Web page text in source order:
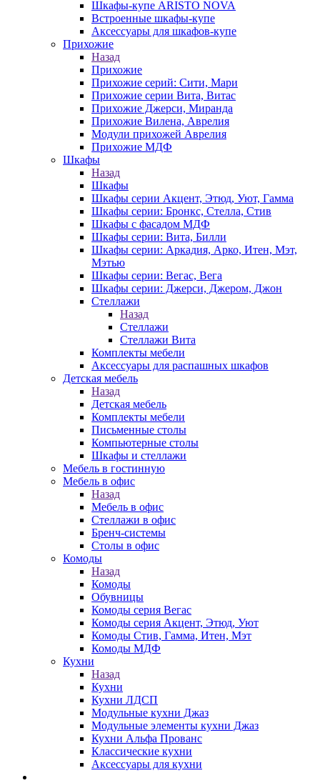
Шкафы-купе ARISTO NOVA
Встроенные шкафы-купе
Аксессуары для шкафов-купе
Прихожие
Назад
Прихожие
Прихожие серий: Сити, Мари
Прихожие серии Вита, Витас
Прихожие Джерси, Миранда
Прихожие Вилена, Аврелия
Модули прихожей Аврелия
Прихожие МДФ
Шкафы
Назад
Шкафы
Шкафы серии Акцент, Этюд, Уют, Гамма
Шкафы серии: Бронкс, Стелла, Стив
Шкафы с фасадом МДФ
Шкафы серии: Вита, Билли
Шкафы серии: Аркадия, Арко, Итен, Мэт,
Мэтью
Шкафы серии: Вегас, Вега
Шкафы серии: Джерси, Джером, Джон
Стеллажи
Назад
Стеллажи
Стеллажи Вита
Комплекты мебели
Аксессуары для распашных шкафов
Детская мебель
Назад
Детская мебель
Комплекты мебели
Письменные столы
Компьютерные столы
Шкафы и стеллажи
Мебель в гостинную
Мебель в офис
Назад
Мебель в офис
Стеллажи в офис
Бренч-системы
Столы в офис
Комоды
Назад
Комоды
Обувницы
Комоды серия Вегас
Комоды серия Акцент, Этюд, Уют
Комоды Стив, Гамма, Итен, Мэт
Комоды МДФ
Кухни
Назад
Кухни
Кухни ЛДСП
Модульные кухни Джаз
Модульные элементы кухни Джаз
Кухни Альфа Прованс
Классические кухни
Аксессуары для кухни